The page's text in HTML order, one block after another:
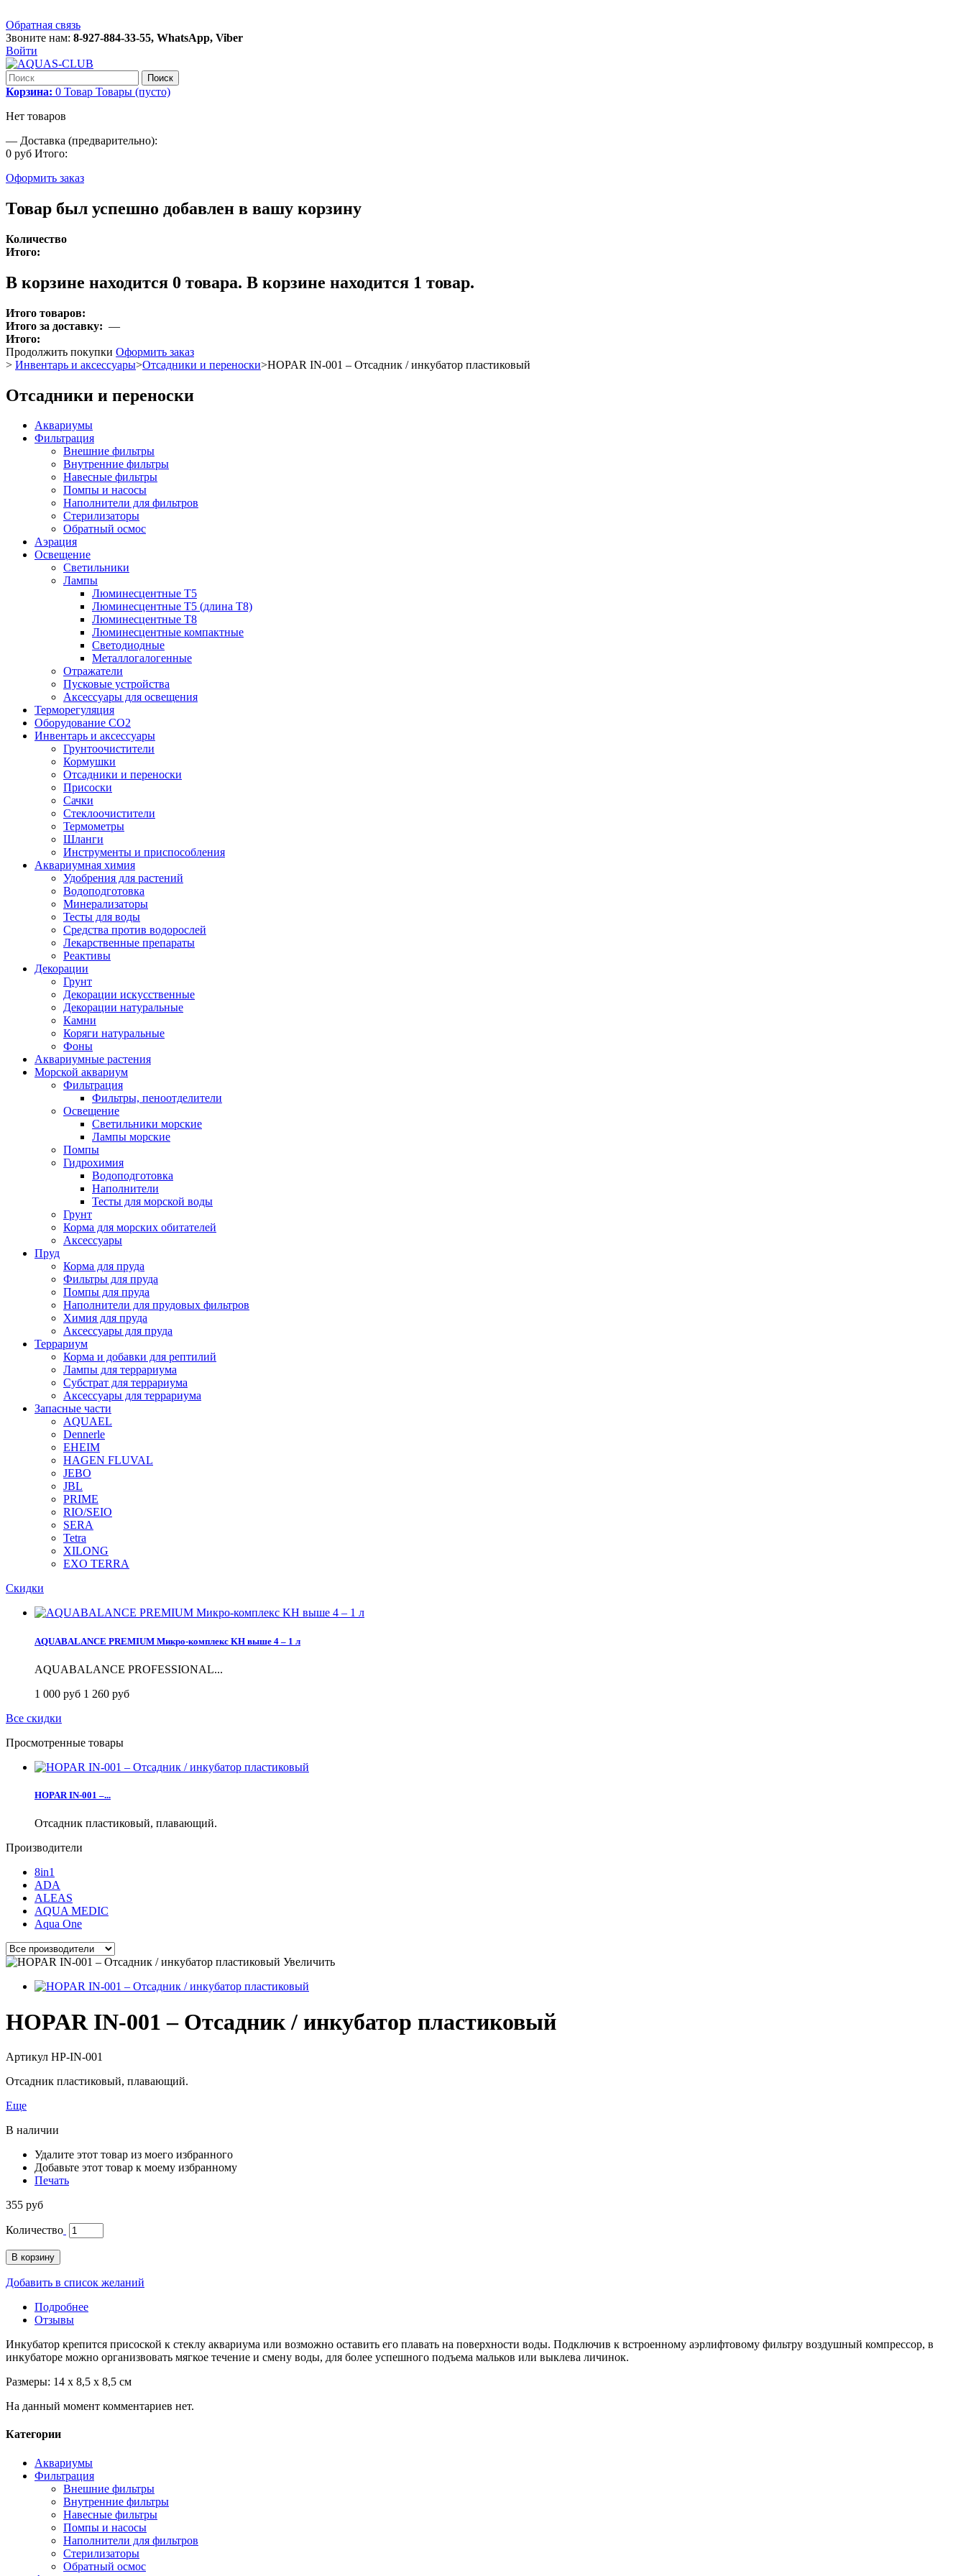
Обратная связь
Звоните нам: 8-927-884-33-55, WhatsApp, Viber
Войти
Поиск
Корзина: 0 Товар Товары (пусто)
Нет товаров
— Доставка (предварительно):
0 руб Итого:
Оформить заказ
Товар был успешно добавлен в вашу корзину
Количество
Итого:
В корзине находится 0 товара. В корзине находится 1 товар.
Итого товаров:
Итого за доставку: —
Итого:
Продолжить покупки Оформить заказ
> Инвентарь и аксессуары>Отсадники и переноски>HOPAR IN-001 – Отсадник / инкубатор пластиковый
Отсадники и переноски
Аквариумы
Фильтрация
Внешние фильтры
Внутренние фильтры
Навесные фильтры
Помпы и насосы
Наполнители для фильтров
Стерилизаторы
Обратный осмос
Аэрация
Освещение
Светильники
Лампы
Люминесцентные T5
Люминесцентные T5 (длина T8)
Люминесцентные T8
Люминесцентные компактные
Светодиодные
Металлогалогенные
Отражатели
Пусковые устройства
Аксессуары для освещения
Терморегуляция
Оборудование CO2
Инвентарь и аксессуары
Грунтоочистители
Кормушки
Отсадники и переноски
Присоски
Сачки
Стеклоочистители
Термометры
Шланги
Инструменты и приспособления
Аквариумная химия
Удобрения для растений
Водоподготовка
Минерализаторы
Тесты для воды
Средства против водорослей
Лекарственные препараты
Реактивы
Декорации
Грунт
Декорации искусственные
Декорации натуральные
Камни
Коряги натуральные
Фоны
Аквариумные растения
Морской аквариум
Фильтрация
Фильтры, пеноотделители
Освещение
Светильники морские
Лампы морские
Помпы
Гидрохимия
Водоподготовка
Наполнители
Тесты для морской воды
Грунт
Корма для морских обитателей
Аксессуары
Пруд
Корма для пруда
Фильтры для пруда
Помпы для пруда
Наполнители для прудовых фильтров
Химия для пруда
Аксессуары для пруда
Террариум
Корма и добавки для рептилий
Лампы для террариума
Субстрат для террариума
Аксессуары для террариума
Запасные части
AQUAEL
Dennerle
EHEIM
HAGEN FLUVAL
JEBO
JBL
PRIME
RIO/SEIO
SERA
Tetra
XILONG
EXO TERRA
Скидки
AQUABALANCE PREMIUM Микро-комплекс KH выше 4 – 1 л
AQUABALANCE PROFESSIONAL...
1 000 руб 1 260 руб
Все скидки
Просмотренные товары
HOPAR IN-001 –...
Отсадник пластиковый, плавающий.
Производители
8in1
ADA
ALEAS
AQUA MEDIC
Aqua One
Увеличить
HOPAR IN-001 – Отсадник / инкубатор пластиковый
Артикул HP-IN-001
Отсадник пластиковый, плавающий.
Еще
В наличии
Удалите этот товар из моего избранного
Добавьте этот товар к моему избранному
Печать
355 руб
Количество
В корзину
Добавить в список желаний
Подробнее
Отзывы
Инкубатор крепится присоской к стеклу аквариума или возможно оставить его плавать на поверхности воды. Подключив к встроенному аэрлифтовому фильтру воздушный компрессор, в
инкубаторе можно организвовать мягкое течение и смену воды, для более успешного подъема мальков или выклева личинок.
Размеры: 14 x 8,5 x 8,5 см
На данный момент комментариев нет.
Категории
Аквариумы
Фильтрация
Внешние фильтры
Внутренние фильтры
Навесные фильтры
Помпы и насосы
Наполнители для фильтров
Стерилизаторы
Обратный осмос